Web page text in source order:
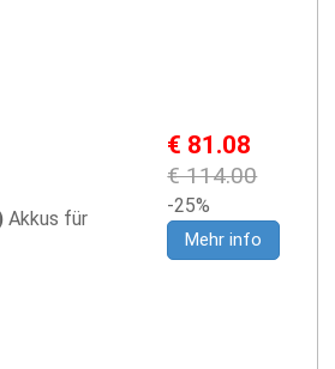
Akkus für
€ 81.08
€ 114.00
-25%
Mehr info